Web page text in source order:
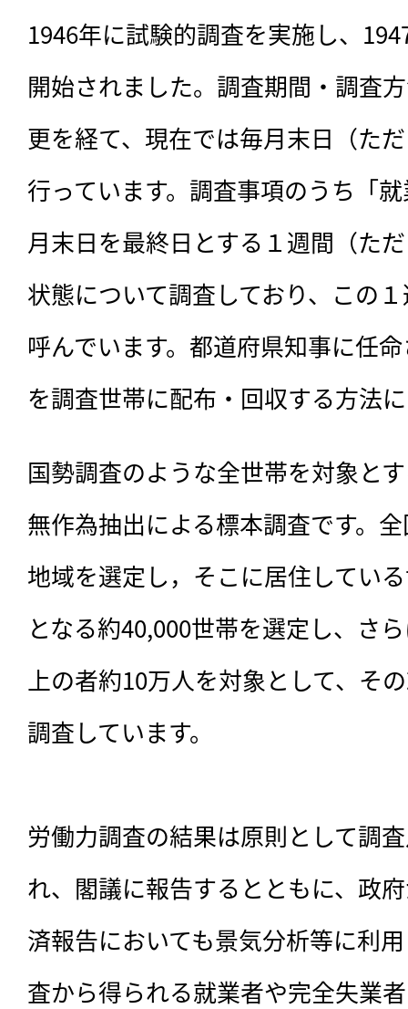
1946年に試験的調査を実施し、
開始されました。調査期間・調査
更を経て、現在では毎月末日（た
行っています。調査事項のうち「
月末日を最終日とする１週間（た
状態について調査しており、この
呼んでいます。都道府県知事に任
を調査世帯に配布・回収する方法
国勢調査のような全世帯を対象と
無作為抽出による標本調査です。
地域を選定し，そこに居住してい
となる約40,000世帯を選定し、さ
上の者約10万人を対象として、そ
調査しています。
労働力調査の結果は原則として調
れ、閣議に報告するとともに、政
済報告においても景気分析等に利
査から得られる就業者や完全失業